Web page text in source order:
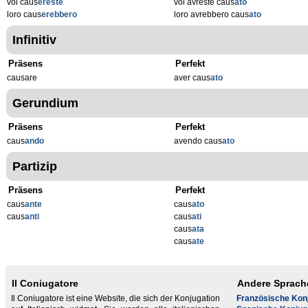
voi causereste
loro causerebbero
voi avreste causato
loro avrebbero causato
Infinitiv
Präsens
causare
Perfekt
aver causato
Gerundium
Präsens
causando
Perfekt
avendo causato
Partizip
Präsens
causante
causanti
Perfekt
causato
causati
causata
causate
Il Coniugatore
Il Coniugatore ist eine Website, die sich der Konjugation
Andere
Französische